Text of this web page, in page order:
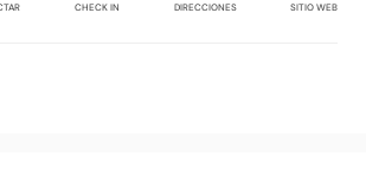
CHECK IN DIRECCIONES SITIO WEB